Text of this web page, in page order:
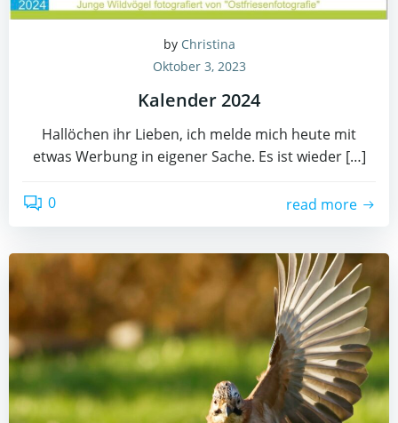
by Christina
Oktober 3, 2023
Kalender 2024
Hallöchen ihr Lieben, ich melde mich heute mit
etwas Werbung in eigener Sache. Es ist wieder […]
0 read more